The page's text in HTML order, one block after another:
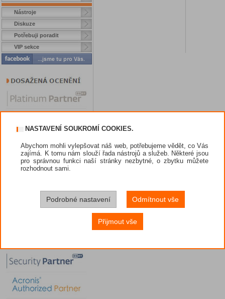
Nástroje
Diskuze
Potřebuji poradit
VIP sekce
NASTAVENÍ SOUKROMÍ COOKIES.
Abychom mohli vylepšovat náš web, potřebujeme vědět, co Vás
zajímá. K tomu nám slouží řada nástrojů a služeb. Některé jsou
pro správnou funkci naší stránky nezbytné, o zbytku můžete
rozhodnout sami.
Podrobné nastavení Odmítnout vše
Přijmout vše